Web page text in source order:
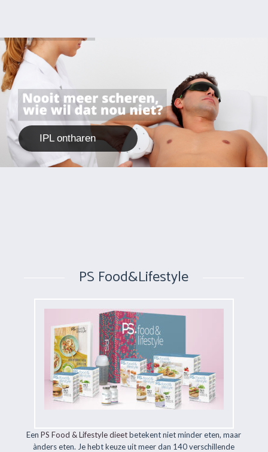
IPL ontharen
PS Food&Lifestyle
EenPS Food & Lifestyle dieetbetekent niet minder eten, maar
ànders eten. Je hebt keuze uit meer dan 140 verschillende